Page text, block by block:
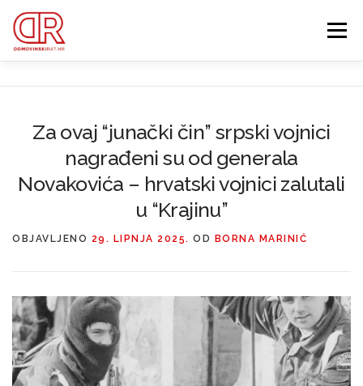
sadržaj
Izbornik
IZDVOJENE KATEGORIJE O MENI MEMBERSHIP
Za ovaj “junački čin” srpski vojnici
nagrađeni su od generala
Novakovića – hrvatski vojnici zalutali
u “Krajinu”
OBJAVLJENO 29. LIPNJA 2025. OD BORNA MARINIĆ